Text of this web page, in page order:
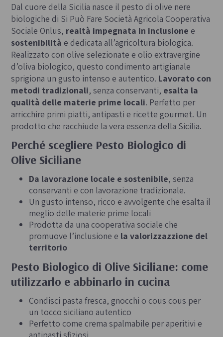
Dal cuore della Sicilia nasce il pesto di olive nere
biologiche di Si Può Fare Società Agricola Cooperativa
Sociale Onlus, realtà impegnata in inclusione e
sostenibilità e dedicata all’agricoltura biologica.
Realizzato con olive selezionate e olio extravergine
d’oliva biologico, questo condimento artigianale
sprigiona un gusto intenso e autentico. Lavorato con
metodi tradizionali, senza conservanti, esalta la
qualità delle materie prime locali. Perfetto per
arricchire primi piatti, antipasti e ricette gourmet. Un
prodotto che racchiude la vera essenza della Sicilia.
Perché scegliere Pesto Biologico di
Olive Siciliane
Da lavorazione locale e sostenibile, senza
conservanti e con lavorazione tradizionale.
Un gusto intenso, ricco e avvolgente che esalta il
meglio delle materie prime locali
Prodotta da una cooperativa sociale che
promuove l’inclusione e la valorizzazzione del
territorio
Pesto Biologico di Olive Siciliane: come
utilizzarlo e abbinarlo in cucina
Condisci pasta fresca, gnocchi o cous cous per
un tocco siciliano autentico
Perfetto come crema spalmabile per aperitivi e
antipasti sfiziosi